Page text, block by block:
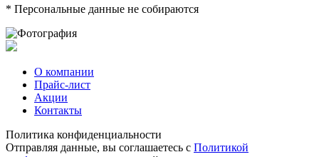
* Персональные данные не собираются
О компании
Прайс-лист
Акции
Контакты
Политика конфиденциальности
Отправляя данные, вы соглашаетесь с Политикой